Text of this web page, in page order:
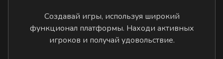
Создавай игры, используя широкий
функционал платформы. Находи активных
игроков и получай удовольствие.